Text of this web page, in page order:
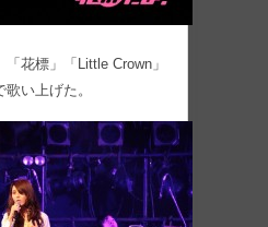
花標」「Little Crown」
い上げた。